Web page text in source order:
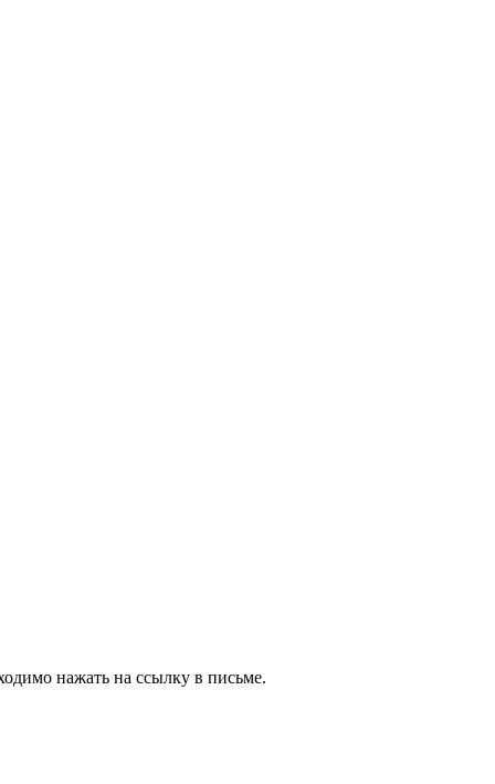
нажать на ссылку в письме.